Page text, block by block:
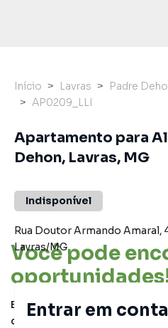
Você pode
Este imóvel não está mais
conferir outros em nosso site
Início Lavras Padre
AP0209_LLI
Apartamento para
Dehon, Lavras, MG
Indisponível
Rua Doutor Armando Amaral,
Lavras/MG
Entrar em